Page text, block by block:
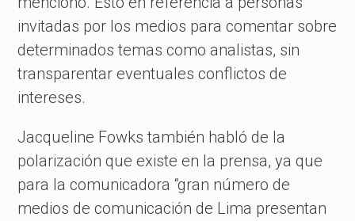
invitadas por los medios para comentar sobre
determinados temas como analistas, sin
transparentar eventuales conflictos de
intereses.
Jacqueline Fowks también habló de la
polarización que existe en la prensa, ya que
para la comunicadora “gran número de
medios de comunicación de Lima presentan